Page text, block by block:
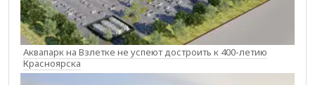
Аквапарк на Взлетке не успеют достроить к 400-летию
Красноярска